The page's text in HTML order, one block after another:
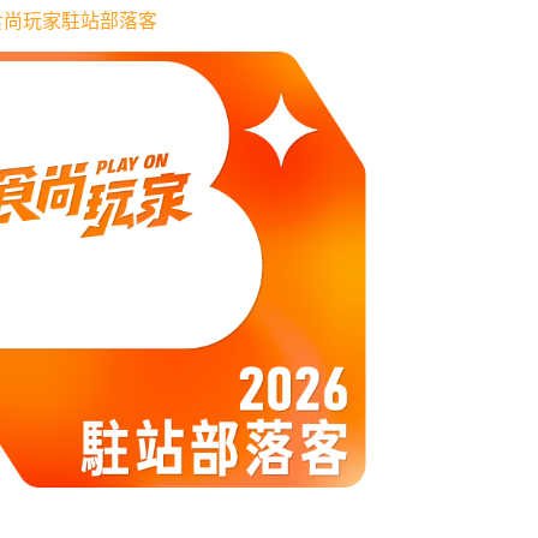
尚玩家駐站部落客